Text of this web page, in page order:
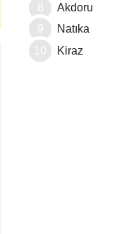
Akdoru
Natıka
Kiraz